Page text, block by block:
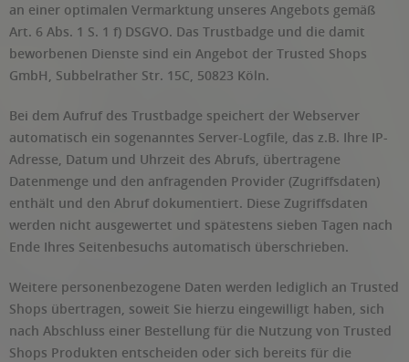
an einer optimalen Vermarktung unseres Angebots gemäß
Art. 6 Abs. 1 S. 1 f) DSGVO. Das Trustbadge und die damit
beworbenen Dienste sind ein Angebot der Trusted Shops
GmbH, Subbelrather Str. 15C, 50823 Köln.
Bei dem Aufruf des Trustbadge speichert der Webserver
automatisch ein sogenanntes Server-Logfile, das z.B. Ihre IP-
Adresse, Datum und Uhrzeit des Abrufs, übertragene
Datenmenge und den anfragenden Provider (Zugriffsdaten)
enthält und den Abruf dokumentiert. Diese Zugriffsdaten
werden nicht ausgewertet und spätestens sieben Tagen nach
Ende Ihres Seitenbesuchs automatisch überschrieben.
Weitere personenbezogene Daten werden lediglich an Trusted
Shops übertragen, soweit Sie hierzu eingewilligt haben, sich
nach Abschluss einer Bestellung für die Nutzung von Trusted
Shops Produkten entscheiden oder sich bereits für die